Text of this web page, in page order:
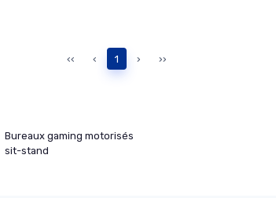
‹‹ ‹ 1 › ››
Bureaux gaming motorisés
sit-stand